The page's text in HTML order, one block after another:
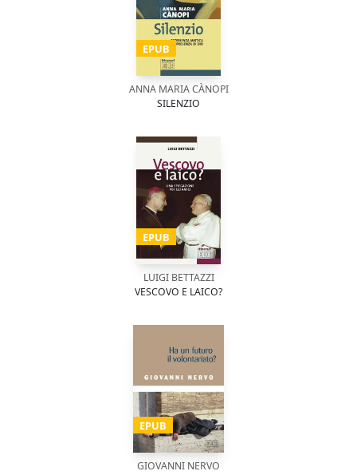
EPUB
ANNA MARIA CÀNOPI
SILENZIO
EPUB
LUIGI BETTAZZI
VESCOVO E LAICO?
EPUB
GIOVANNI NERVO